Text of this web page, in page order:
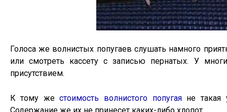
Голоса же волнистых попугаев слушать намного
или смотреть кассету с записью пернатых. У
присутствием.
К тому жестоимость волнистого попугаяне такая